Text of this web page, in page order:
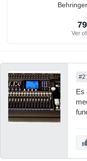
Ver
#2
Es